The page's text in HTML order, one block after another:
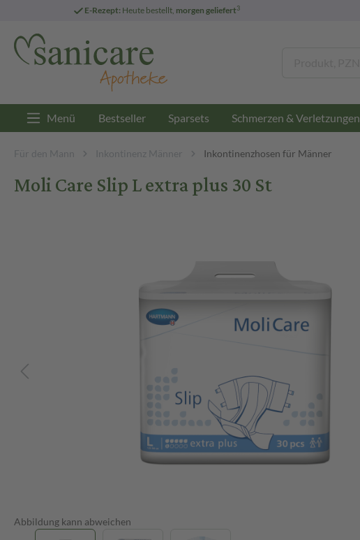
E-Rezept: Heute bestellt, morgen geliefert3
Menü Bestseller Sparsets Schmerzen & Verletzungen
Für den Mann Inkontinenz Männer Inkontinenzhosen für Männer
Moli Care Slip L extra plus 30 St
Abbildung kann abweichen